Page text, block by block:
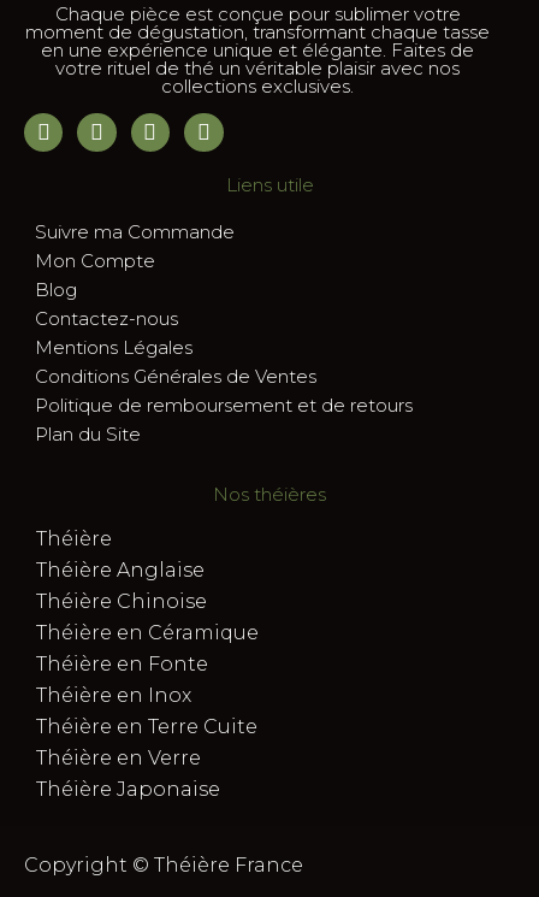
Chaque pièce est conçue pour sublimer votre
moment de dégustation, transformant chaque tasse
en une expérience unique et élégante. Faites de
votre rituel de thé un véritable plaisir avec nos
collections exclusives.
Liens utile
Suivre ma Commande
Mon Compte
Blog
Contactez-nous
Mentions Légales
Conditions Générales de Ventes
Politique de remboursement et de retours
Plan du Site
Nos théières
Théière
Théière Anglaise
Théière Chinoise
Théière en Céramique
Théière en Fonte
Théière en Inox
Théière en Terre Cuite
Théière en Verre
Théière Japonaise
Copyright © Théière France